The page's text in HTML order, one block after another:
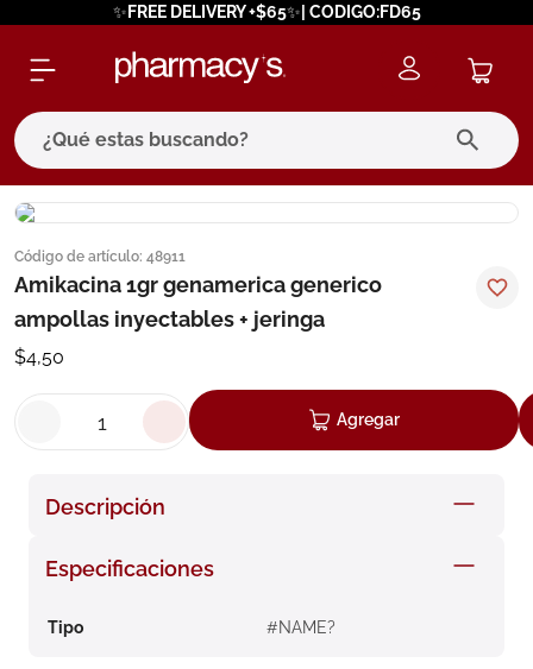
✨FREE DELIVERY +$65✨| CODIGO:FD65
¿Qué estas buscando?
Código de artículo: 48911
Amikacina 1gr genamerica generico
ampollas inyectables + jeringa
$4,50
Agregar
Descripción
Especificaciones
Tipo #NAME?
términos más buscados
1. eucerin
cerave
7. isdin
roche posay
10.pañales